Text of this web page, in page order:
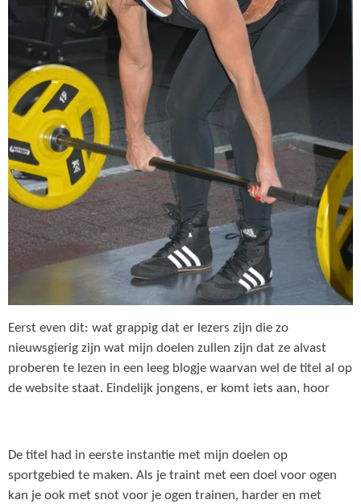
Eerst even dit: wat grappig dat er lezers zijn die zo
nieuwsgierig zijn wat mijn doelen zullen zijn dat ze alvast
proberen te lezen in een leeg blogje waarvan wel de titel al op
de website staat. Eindelijk jongens, er komt iets aan, hoor
De titel had in eerste instantie met mijn doelen op
sportgebied te maken. Als je traint met een doel voor ogen
kan je ook met snot voor je ogen trainen, harder en met